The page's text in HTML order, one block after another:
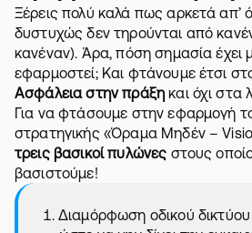
Ξέρεις πολύ καλά πως αρκετά απ’
δυστυχώς δεν τηρούνται από
κανέναν). Άρα, πόση σημασία έχει
εφαρμοστεί; Και φτάνουμε έτσι
Ασφάλεια στην πράξηκαι όχι στα
Για να φτάσουμε στην εφαρμογή
στρατηγικής «Όραμα Μηδέν –
τρεις βασικοί πυλώνες στους
βασιστούμε!
Διαμόρφωση οδικού